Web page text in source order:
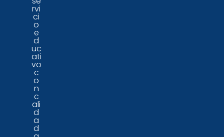
rvi
ci
o
e
d
uc
ati
vo
c
o
n
c
ali
d
a
d